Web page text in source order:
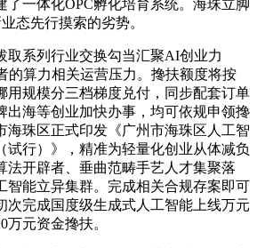
了一体化OPC孵化培育系统。海珠立脚
态先行摸索的劣势。
系列行业交换勾当汇聚AI创业力
的算力相关运营压力。搀扶额度将按
用规模分三档梯度兑付，同步配套订单
出海等创业加快办事，均可依规申领搀
海珠区正式印发《广州市海珠区人工智
试行）》，精准为轻量化创业从体减负
法开辟者、垂曲范畴手艺人才集聚落
智能立异集群。完成相关合规存案即可
次完成国度级生成式人工智能上线万元
万元资金搀扶。